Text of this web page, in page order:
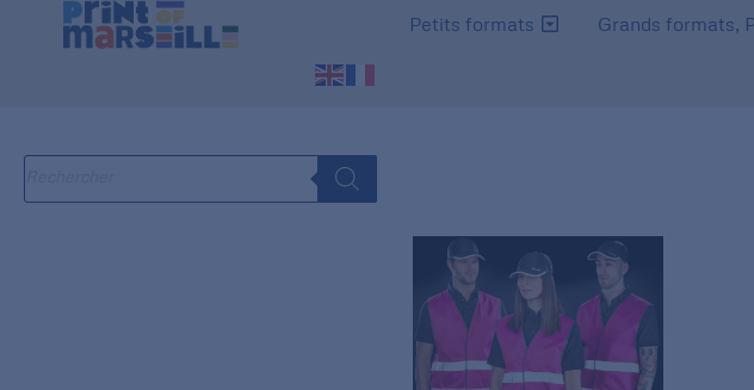
Petits formats Grands formats,